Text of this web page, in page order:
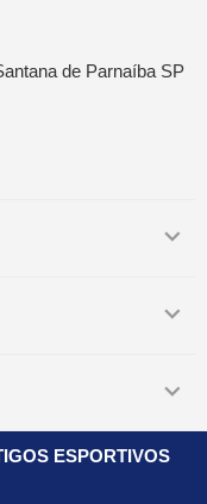
de Parnaíba SP
ESPORTIVOS